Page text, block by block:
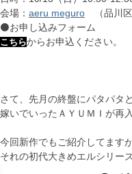
会場： aeru meguro （品川区
⚫お申し込みフォーム
こちらからお申込ください。
さて、先月の終盤にパタパタ
嫁いでいったＡＹＵＭＩが再
今回新作でもご紹介してます
それの初代大きめエルシリー